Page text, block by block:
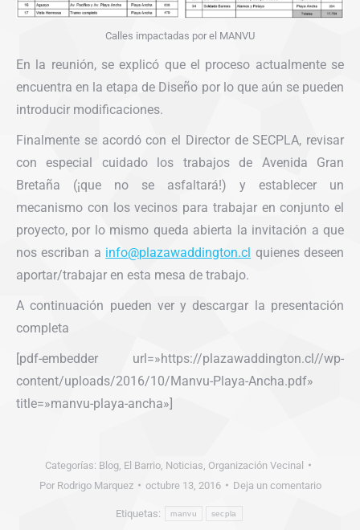
Calles impactadas por el MANVU
En la reunión, se explicó que el proceso actualmente se
encuentra en la etapa de Diseño por lo que aún se pueden
introducir modificaciones.
Finalmente se acordó con el Director de SECPLA, revisar
con especial cuidado los trabajos de Avenida Gran
Bretaña (¡que no se asfaltará!) y establecer un
mecanismo con los vecinos para trabajar en conjunto el
proyecto, por lo mismo queda abierta la invitación a que
nos escriban a info@plazawaddington.cl quienes deseen
aportar/trabajar en esta mesa de trabajo.
A continuación pueden ver y descargar la presentación
completa
[pdf-embedder url=»https://plazawaddington.cl//wp-
content/uploads/2016/10/Manvu-Playa-Ancha.pdf»
title=»manvu-playa-ancha»]
Categorías: Blog, El Barrio, Noticias Organización Vecinal
Por Rodrigo Marquez octubre 13, 2016 Deja un comentario
Etiquetas: manvu secpla